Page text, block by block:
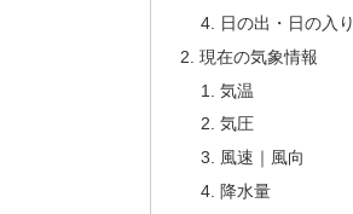
日の出・日の入り
現在の気象情報
気温
気圧
風速｜風向
降水量